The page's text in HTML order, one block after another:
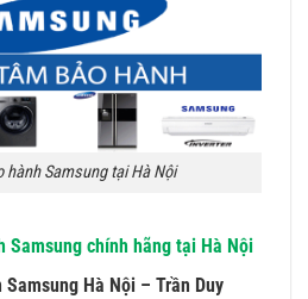
hành Samsung tại Hà Nội
Samsung chính hãng tại Hà Nội
Hà Nội – Trần Duy